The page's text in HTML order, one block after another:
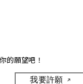
的願望吧！
我要許願